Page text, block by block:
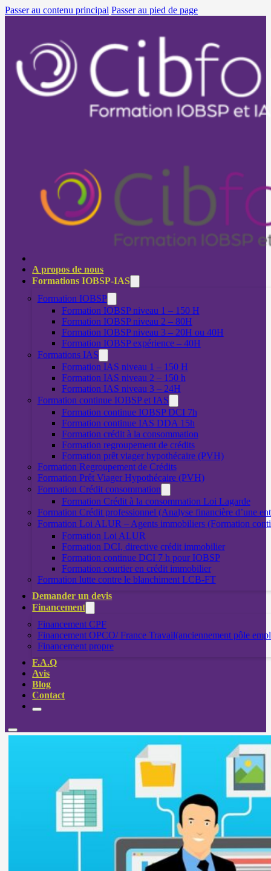
Passer au contenu principal Passer au pied de page
A propos de nous
Formations IOBSP-IAS
Formation IOBSP
Formation IOBSP niveau 1 – 150 H
Formation IOBSP niveau 2 – 80H
Formation IOBSP niveau 3 – 20H ou 40H
Formation IOBSP expérience – 40H
Formations IAS
Formation IAS niveau 1 – 150 H
Formation IAS niveau 2 – 150 h
Formation IAS niveau 3 – 24H
Formation continue IOBSP et IAS
Formation continue IOBSP DCI 7h
Formation continue IAS DDA 15h
Formation crédit à la consommation
Formation regroupement de crédits
Formation prêt viager hypothécaire (PVH)
Formation Regroupement de Crédits
Formation Prêt Viager Hypothécaire (PVH)
Formation Crédit consommation
Formation Crédit à la consommation Loi Lagarde
Formation Crédit professionnel (Analyse financière d’une
Formation Loi ALUR – Agents immobiliers (Formation
Formation Loi ALUR
Formation DCI, directive crédit immobilier
Formation continue DCI 7 h pour IOBSP
Formation courtier en crédit immobilier
Formation lutte contre le blanchiment LCB-FT
Demander un devis
Financement
Financement CPF
Financement OPCO/ France Travail(anciennement pôle
Financement propre
F.A.Q
Avis
Blog
Contact